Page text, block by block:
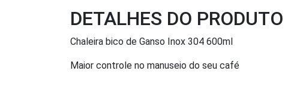
DETALHES DO PRODUTO
Chaleira bico de Ganso Inox 304 600ml
Maior controle no manuseio do seu café